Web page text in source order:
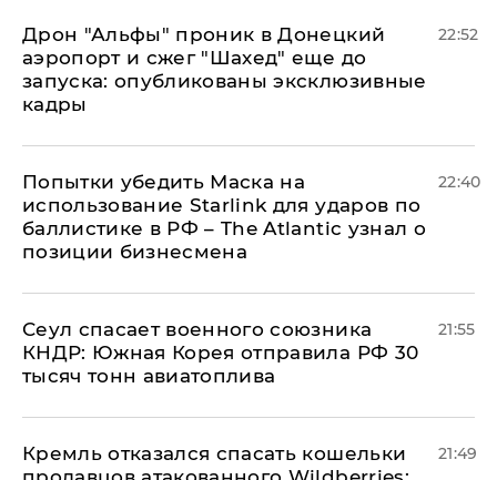
Дрон "Альфы" проник в Донецкий
аэропорт и сжег "Шахед" еще до
запуска: опубликованы эксклюзивные
кадры
22:52
Попытки убедить Маска на
использование Starlink для ударов по
баллистике в РФ – The Atlantic узнал о
позиции бизнесмена
22:40
​Сеул спасает военного союзника
КНДР: Южная Корея отправила РФ 30
тысяч тонн авиатоплива
21:55
Кремль отказался спасать кошельки
21:49